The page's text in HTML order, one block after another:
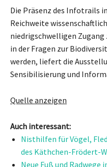
Die Präsenz des Infotrails
Reichweite
niedrigschwelligen
in der Fragen zur
werden, liefert die
Sensibilisierung und
Quelle anzeigen
Auch interessant:
Nisthilfen für Vögel,
des Käthchen-Frödert-
Neue Fuß und